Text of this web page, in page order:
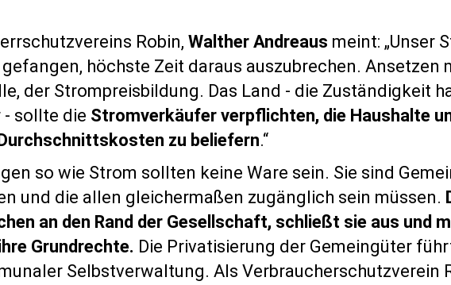
Robin, Walther Andreaus meint: „Unser
höchste Zeit daraus auszubrechen. Ansetzen
der Strompreisbildung. Das Land - die Zuständigkeit
sollte die Stromverkäufer verpflichten, die Haushalte
zu beliefern.“
so wie Strom sollten keine Ware sein. Sie sind
und die allen gleichermaßen zugänglich sein müssen.
an den Rand der Gesellschaft, schließt sie aus und
Grundrechte. Die Privatisierung der Gemeingüter
Selbstverwaltung. Als Verbraucherschutzverein